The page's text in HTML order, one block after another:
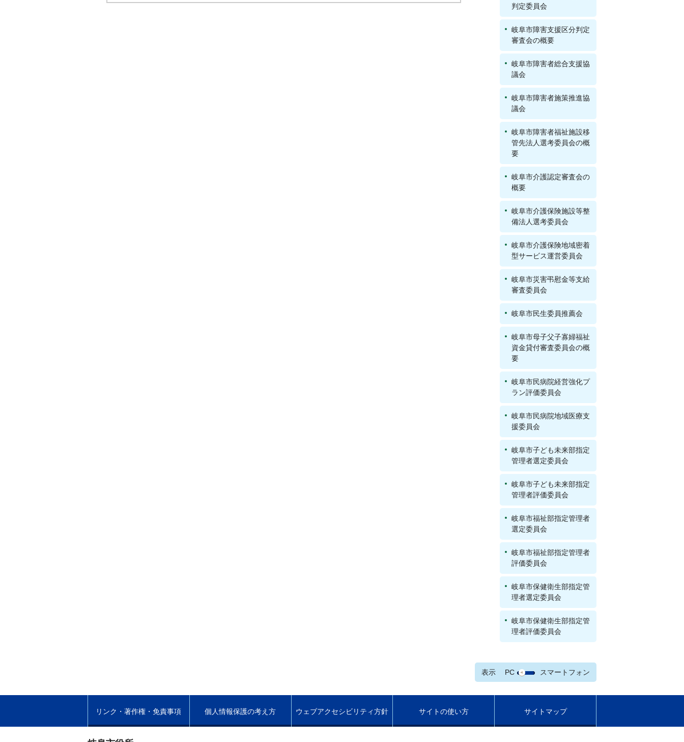
判定委員会
岐阜市障害支援区分判定
審査会の概要
岐阜市障害者総合支援協
議会
岐阜市障害者施策推進協
議会
岐阜市障害者福祉施設移
管先法人選考委員会の概
要
岐阜市介護認定審査会の
概要
岐阜市介護保険施設等整
備法人選考委員会
岐阜市介護保険地域密着
型サービス運営委員会
岐阜市災害弔慰金等支給
審査委員会
岐阜市民生委員推薦会
岐阜市母子父子寡婦福祉
資金貸付審査委員会の概
要
岐阜市民病院経営強化プ
ラン評価委員会
岐阜市民病院地域医療支
援委員会
岐阜市子ども未来部指定
管理者選定委員会
岐阜市子ども未来部指定
管理者評価委員会
岐阜市福祉部指定管理者
選定委員会
岐阜市福祉部指定管理者
評価委員会
岐阜市保健衛生部指定管
理者選定委員会
岐阜市保健衛生部指定管
理者評価委員会
表示 PC スマートフォン
リンク・著作権・免責事項 個人情報保護の考え方 ウェブアクセシビリティ方針 サイトの使い方 サイトマップ